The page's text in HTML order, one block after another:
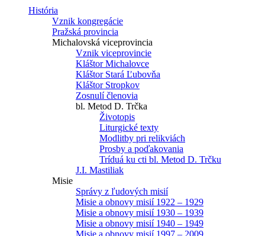
História
Vznik kongregácie
Pražská provincia
Michalovská viceprovincia
Vznik viceprovincie
Kláštor Michalovce
Kláštor Stará Ľubovňa
Kláštor Stropkov
Zosnulí členovia
bl. Metod D. Trčka
Životopis
Liturgické texty
Modlitby pri relikviách
Prosby a poďakovania
Tríduá ku cti bl. Metod D. Trčku
J.I. Mastiliak
Misie
Správy z ľudových misií
Misie a obnovy misií 1922 – 1929
Misie a obnovy misií 1930 – 1939
Misie a obnovy misií 1940 – 1949
Misie a obnovy misií 1997 – 2009